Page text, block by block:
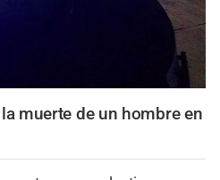
muerte de un hombre en